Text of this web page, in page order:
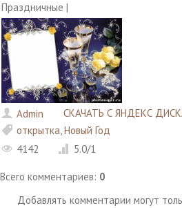
Праздничные |
Admin
СКАЧАТЬ С ЯНДЕКС
открытка Новый Год
4142
5.0/1
Всего комментариев: 0
Добавлять комментарии могут